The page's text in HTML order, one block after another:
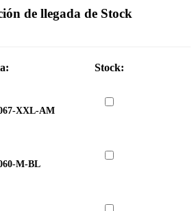
de llegada de Stock
Stock:
XXL-AM
M-BL